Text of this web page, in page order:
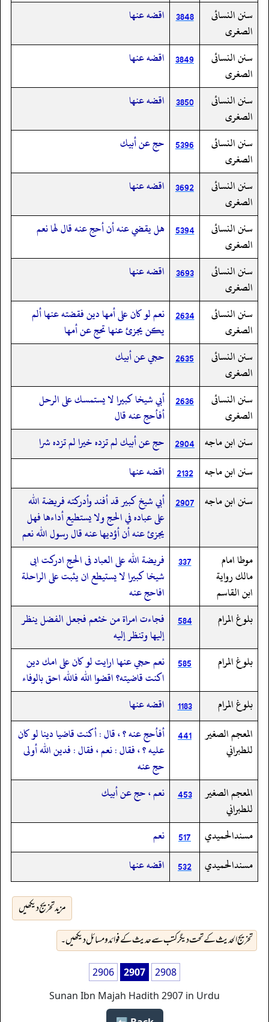
سنن النسائى
الصغرى
3848 اقضه عنها
سنن النسائى
الصغرى
3849 اقضه عنها
سنن النسائى
الصغرى
3850 اقضه عنها
سنن النسائى
الصغرى
5396 حج عن أبيك
سنن النسائى
الصغرى
3692 اقضه عنها
سنن النسائى
الصغرى
5394 هل يقضي عنه أن أحج عنه قال لها نعم
سنن النسائى
الصغرى
3693 اقضه عنها
سنن النسائى
الصغرى
2634 نعم لو كان على أمها دين فقضته عنها ألم
يكن يجزئ عنها تحج عن أمها
سنن النسائى
الصغرى
2635 حجي عن أبيك
سنن النسائى
الصغرى
2636 أبي شيخا كبيرا لا يستمسك على الرحل
أفأحج عنه قال
سنن ابن ماجه 2904 حج عن أبيك لم تزده خيرا لم تزده شرا
سنن ابن ماجه
2132
اقضه عنها
سنن ابن ماجه 2907 أبي شيخ كبير قد أفند وأدركته فريضة الله
على عباده في الحج ولا يستطيع أداءها فهل
يجزئ عنه أن أؤديها عنه قال رسول الله نعم
موطا امام
مالك رواية
ابن القاسم
337
فريضة الله على العباد فى الحج ادركت ابى
شيخا كبيرا لا يستيطع ان يثبت على الراحلة
افاحج عنه
بلوغ المرام
584
فجاءت امراة من خثعم فجعل الفضل ينظر
إليها وتنظر إليه
بلوغ المرام
585
‏‏‏‏نعم حجي عنها ارايت لو كان على امك دين
اكنت قاضيته؟ اقضوا الله فالله احق بالوفاء
بلوغ المرام
1183
اقضه عنها
المعجم الصغير
للطبراني
441
أفأحج عنه ؟ ، قال : أكنت قاضيا دينا لو كان
عليه ؟ ، فقال : نعم ، فقال : فدين الله أولى
حج عنه
المعجم الصغير
للطبراني
453 نعم ، حج عن أبيك
مسندالحميدي 517
نعم
مسندالحميدي
532 اقضه عنها
مزید تخریج دیکھیں
تخریج الحدیث کے تحت دیگر کتب سے حدیث کے فوائد و مسائل دیکھیں۔
2906 2907
2908
Sunan Ibn Majah Hadith 2907 in Urdu